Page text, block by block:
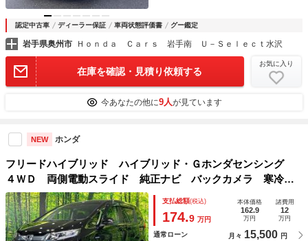
認定中古車 ディーラー保証 車両状態評価書 グー鑑定
岩手県奥州市 Ｈｏｎｄａ Ｃａｒｓ 岩手南 Ｕ－Ｓｅｌｅｃｔ水沢
在庫を確認・見積り依頼する
お気に入り
今あなたの他に9人が見ています
NEW ホンダ
フリードハイブリッド ハイブリッド・Ｇホンダセンシング
４ＷＤ 両側電動スライド 純正ナビ バックカメラ 寒冷地
仕様 ホンダセンシング 禁煙車 シートヒーター スマート
キー ＬＥＤヘッド ＥＴＣ 車線逸脱警報 オートライト
オートエアコン ＣＤ／ＤＶＤ再生
支払総額(税込)
174.9 万円
本体価格
162.9
万円
諸費用
12
万円
通常ローン 月々 15,500 円